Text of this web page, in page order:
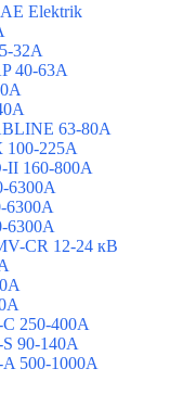
Elektrik
32А
40-63A
63-80A
100-225А
II 160-800А
6300А
6300А
6300А
CR 12-24 кВ
250-400A
90-140A
500-1000A